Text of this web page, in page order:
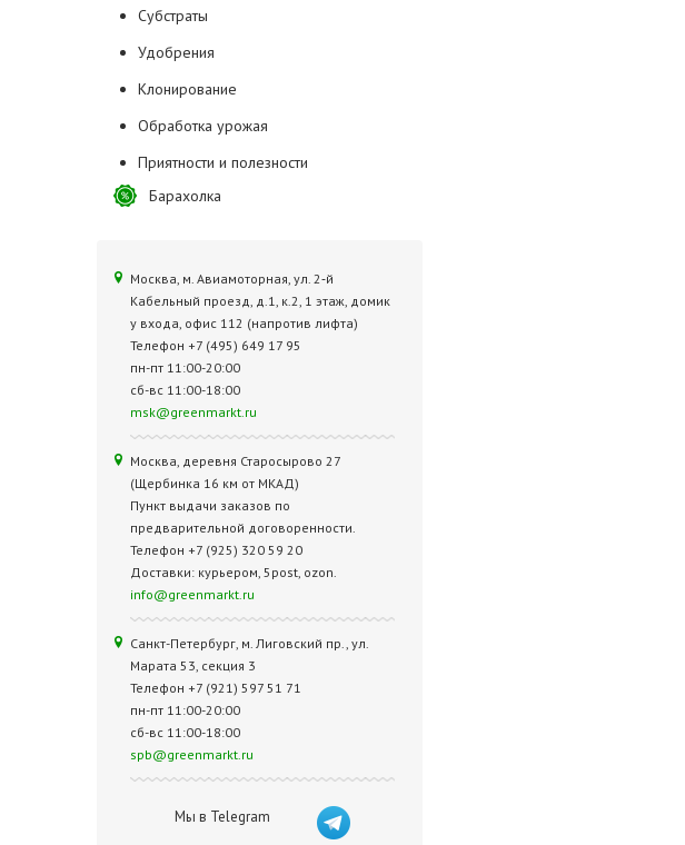
Субстраты
Удобрения
Клонирование
Обработка урожая
Приятности и полезности
Барахолка
Москва, м. Авиамоторная, ул. 2‑й
Кабельный проезд, д.1, к.2, 1 этаж, домик
у входа, офис 112 (напротив лифта)
Телефон +7 (495) 649 17 95
пн-пт 11:00-20:00
сб-вс 11:00-18:00
msk@greenmarkt.ru
Москва, деревня Старосырово 27
(Щербинка 16 км от МКАД)
Пункт выдачи заказов по
предварительной договоренности.
Телефон +7 (925) 320 59 20
Доставки: курьером, 5post, ozon.
info@greenmarkt.ru
Санкт-Петербург, м. Лиговский пр., ул.
Марата 53, секция 3
Телефон +7 (921) 597 51 71
пн-пт 11:00-20:00
сб-вс 11:00-18:00
spb@greenmarkt.ru
Мы в Telegram